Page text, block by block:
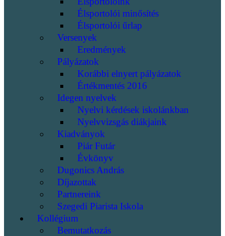
Élsportolói minősítés
Élsportolói űrlap
Versenyek
Eredmények
Pályázatok
Korábbi elnyert pályázatok
Értékmentés 2016
Idegen nyelvek
Nyelvi kérdések iskolánkban
Nyelvvizsgás diákjaink
Kiadványok
Piár Futár
Évkönyv
Dugonics András
Díjazottak
Partnereink
Szegedi Piarista Iskola
Kollégium
Bemutatkozás